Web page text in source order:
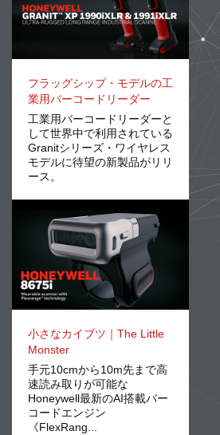
フラッグシップ・モデルの工
業用バーコードリーダー
工業用バーコードリーダーと
して世界中で利用されている
Granitシリーズ・ワイヤレス
モデルに待望の新製品がリリ
ース。
小さなカイブツ｜The Little
Monster
手元10cmから10m先まで高
速読み取りが可能な
Honeywell最新のAI搭載バー
コードエンジン
《FlexRang...